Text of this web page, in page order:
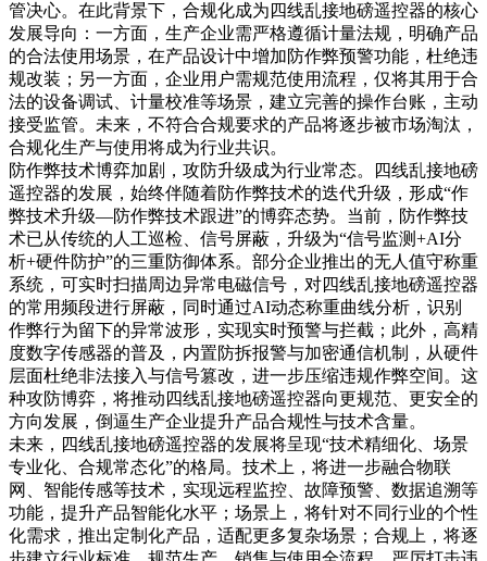
管决心。在此背景下，合规化成为四线乱接地磅遥控器的核心
发展导向：一方面，生产企业需严格遵循计量法规，明确产品
的合法使用场景，在产品设计中增加防作弊预警功能，杜绝违
规改装；另一方面，企业用户需规范使用流程，仅将其用于合
法的设备调试、计量校准等场景，建立完善的操作台账，主动
接受监管。未来，不符合合规要求的产品将逐步被市场淘汰，
合规化生产与使用将成为行业共识。
防作弊技术博弈加剧，攻防升级成为行业常态。四线乱接地磅
遥控器的发展，始终伴随着防作弊技术的迭代升级，形成“作
弊技术升级—防作弊技术跟进”的博弈态势。当前，防作弊技
术已从传统的人工巡检、信号屏蔽，升级为“信号监测+AI分
析+硬件防护”的三重防御体系。部分企业推出的无人值守称重
系统，可实时扫描周边异常电磁信号，对四线乱接地磅遥控器
的常用频段进行屏蔽，同时通过AI动态称重曲线分析，识别
作弊行为留下的异常波形，实现实时预警与拦截；此外，高精
度数字传感器的普及，内置防拆报警与加密通信机制，从硬件
层面杜绝非法接入与信号篡改，进一步压缩违规作弊空间。这
种攻防博弈，将推动四线乱接地磅遥控器向更规范、更安全的
方向发展，倒逼生产企业提升产品合规性与技术含量。
未来，四线乱接地磅遥控器的发展将呈现“技术精细化、场景
专业化、合规常态化”的格局。技术上，将进一步融合物联
网、智能传感等技术，实现远程监控、故障预警、数据追溯等
功能，提升产品智能化水平；场景上，将针对不同行业的个性
化需求，推出定制化产品，适配更多复杂场景；合规上，将逐